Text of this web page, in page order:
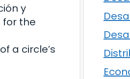
y
for the
a circle’s